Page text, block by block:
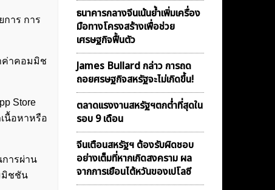
การ การ
ค่าคอมมิช
Store
นื้อหาหรือ
ารผ่าน
มิชชัน
ธนาคารกลางจีนเน้นย้ำเพิ่มเครื่อง
มือทางโครงสร้างเพื่อช่วย
เศรษฐกิจฟื้นตัว
James Bullard กล่าว การถด
ถอยศรษฐกิจสหรัฐจะไม่เกิดขึ้น!
ตลาดเเรงงานสหรัฐฯตกต่ำที่สุดใน
รอบ 9 เดือน
จีนเตือนสหรัฐฯ ต้องรับผิดชอบ
อย่างเต็มที่หากเกิดสงคราม ผล
จากการเยือนไต้หวันของเปโลซี